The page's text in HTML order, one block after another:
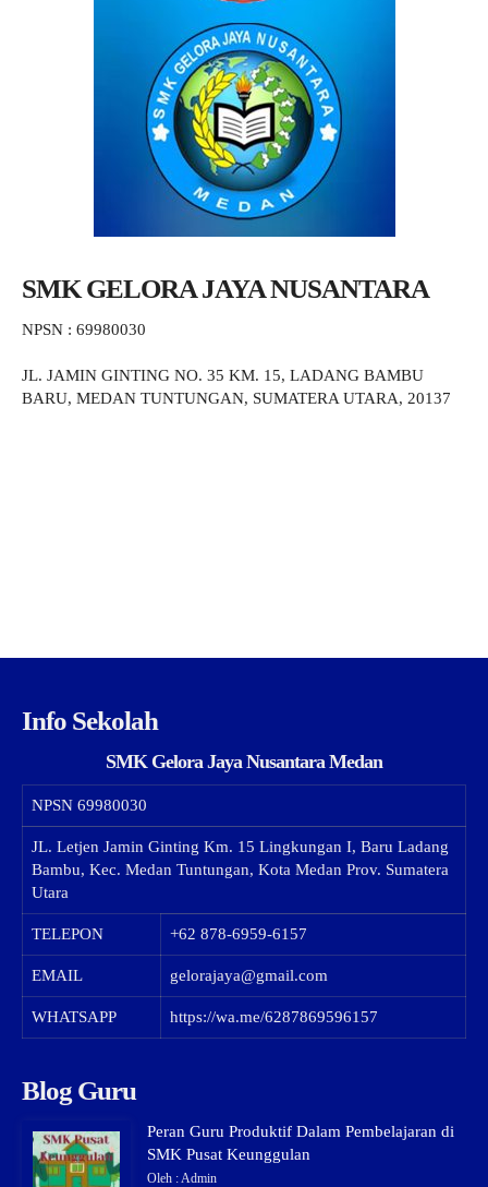
SMK GELORA JAYA NUSANTARA
NPSN : 69980030
JL. JAMIN GINTING NO. 35 KM. 15, LADANG BAMBU
BARU, MEDAN TUNTUNGAN, SUMATERA UTARA, 20137
Info Sekolah
SMK Gelora Jaya Nusantara Medan
NPSN 69980030
JL. Letjen Jamin Ginting Km. 15 Lingkungan I, Baru Ladang
Bambu, Kec. Medan Tuntungan, Kota Medan Prov. Sumatera
Utara
TELEPON +62 878-6959-6157
EMAIL gelorajaya@gmail.com
WHATSAPP https://wa.me/6287869596157
Blog Guru
Peran Guru Produktif Dalam Pembelajaran di
SMK Pusat Keunggulan
Oleh : Admin